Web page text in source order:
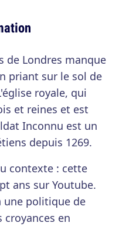
de Londres manque
priant sur le sol de
royale, qui
et reines et est
Inconnu est un
depuis 1269.
contexte : cette
ans sur Youtube.
une politique de
croyances en